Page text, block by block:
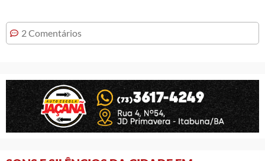
2 Comentários